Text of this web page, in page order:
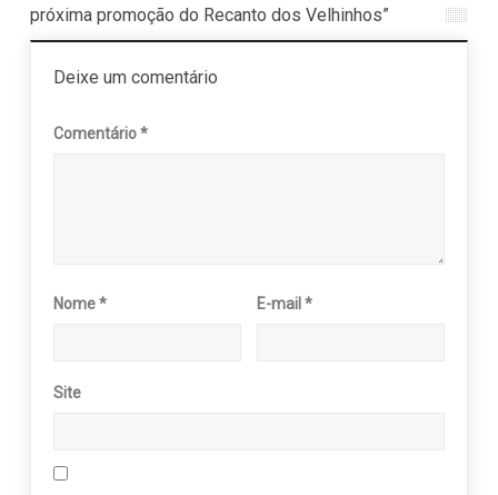
próxima promoção do Recanto dos Velhinhos”
Deixe um comentário
Comentário*
Nome* E-mail*
Site